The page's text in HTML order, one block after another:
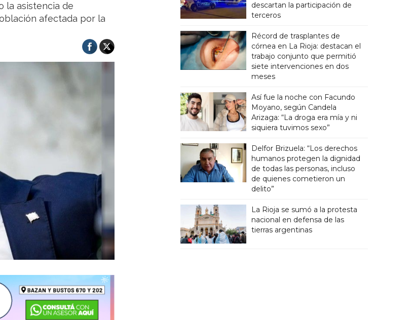
la asistencia de
afectada por la
descartan la participación de
terceros
Récord de trasplantes de
córnea en La Rioja: destacan el
trabajo conjunto que permitió
siete intervenciones en dos
meses
Así fue la noche con Facundo
Moyano, según Candela
Arizaga: “La droga era mía y ni
siquiera tuvimos sexo”
Delfor Brizuela: “Los derechos
humanos protegen la dignidad
de todas las personas, incluso
de quienes cometieron un
delito”
La Rioja se sumó a la protesta
nacional en defensa de las
tierras argentinas